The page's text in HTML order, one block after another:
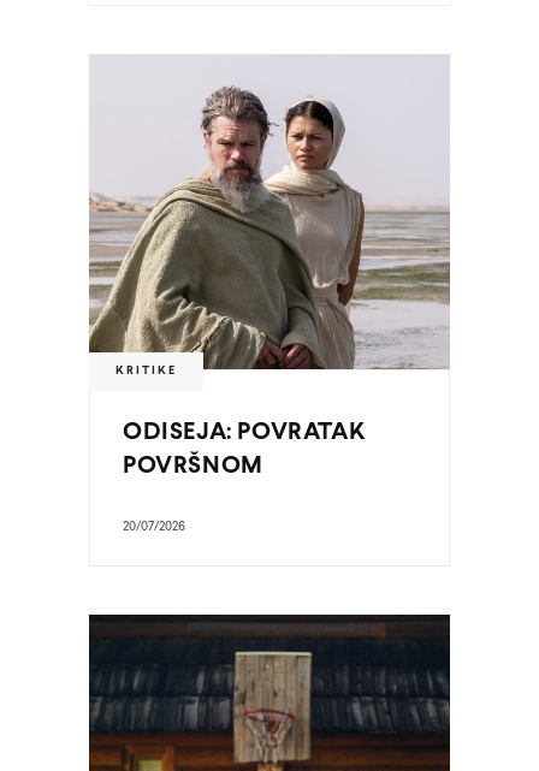
KRITIKE
ODISEJA: POVRATAK
POVRŠNOM
20/07/2026